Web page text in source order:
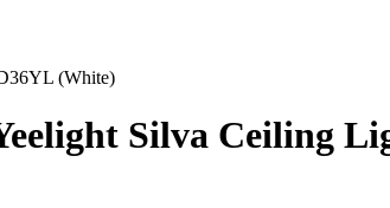
(White)
Silva Ceiling